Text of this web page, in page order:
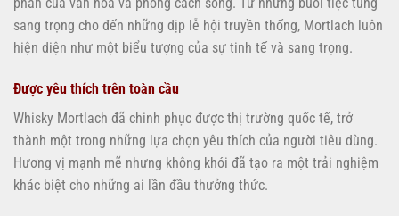
phần của văn hóa và phong cách sống. Từ những buổi tiệc tùng
sang trọng cho đến những dịp lễ hội truyền thống, Mortlach luôn
hiện diện như một biểu tượng của sự tinh tế và sang trọng.
Được yêu thích trên toàn cầu
Whisky Mortlach đã chinh phục được thị trường quốc tế, trở
thành một trong những lựa chọn yêu thích của người tiêu dùng.
Hương vị mạnh mẽ nhưng không khói đã tạo ra một trải nghiệm
khác biệt cho những ai lần đầu thưởng thức.